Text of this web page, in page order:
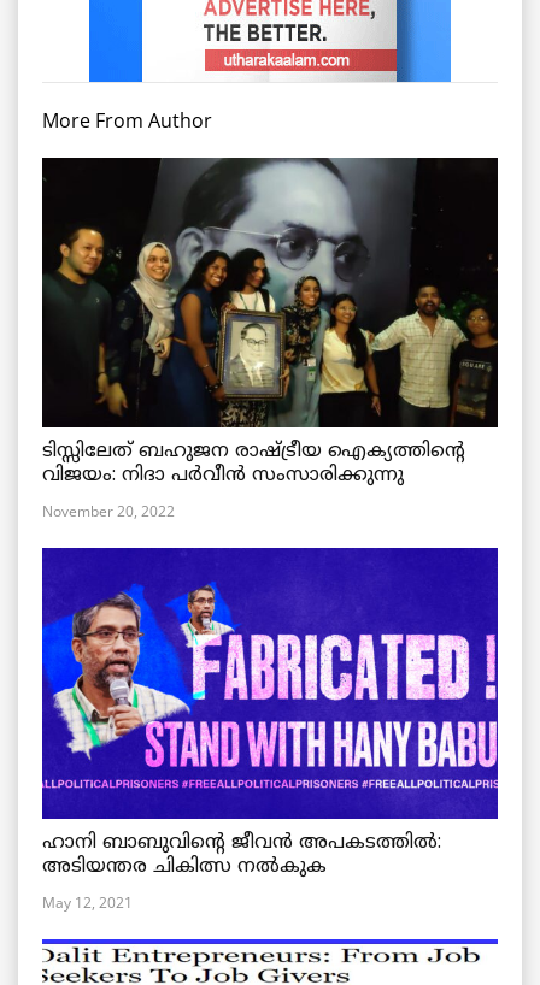
More From Author
ടിസ്സിലേത് ബഹുജന രാഷ്ട്രീയ ഐക്യത്തിന്റെ
വിജയം: നിദാ പർവീൻ സംസാരിക്കുന്നു
November 20, 2022
ഹാനി ബാബുവിന്റെ ജീവൻ അപകടത്തിൽ:
അടിയന്തര ചികിത്സ നൽകുക
May 12, 2021